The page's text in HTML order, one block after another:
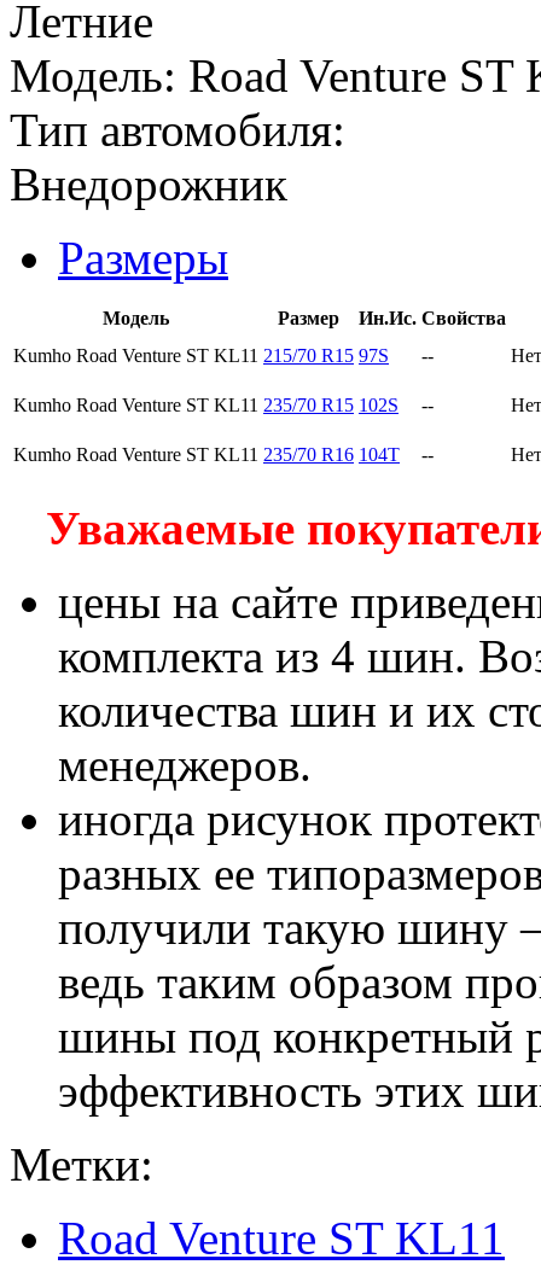
Летние
Модель: Road Venture ST
Тип автомобиля:
Внедорожник
Размеры
Модель Размер Ин.Ис. Свойства
Kumho Road Venture ST KL11 215/70 R15 97S --
Kumho Road Venture ST KL11 235/70 R15 102S --
Kumho Road Venture ST KL11 235/70 R16 104T --
Уважаемые
цены на сайте
комплекта из 4 шин.
количества шин и их
менеджеров.
иногда рисунок
разных ее
получили такую шину
ведь таким образом
шины под конкретный
эффективность этих
Метки:
Road Venture ST KL11